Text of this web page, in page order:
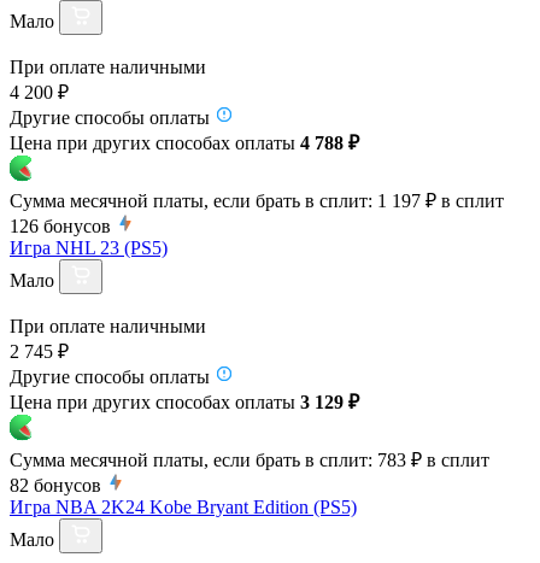
Мало
При оплате наличными
4 200 ₽
Другие способы оплаты
Цена при других способах оплаты 4 788 ₽
Сумма месячной платы, если брать в сплит: 1 197 ₽ в сплит
126 бонусов
Игра NHL 23 (PS5)
Мало
При оплате наличными
2 745 ₽
Другие способы оплаты
Цена при других способах оплаты 3 129 ₽
Сумма месячной платы, если брать в сплит: 783 ₽ в сплит
82 бонусов
Игра NBA 2K24 Kobe Bryant Edition (PS5)
Мало